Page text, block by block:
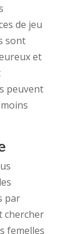
de jeu
sont
et
peuvent
par
chercher
femelles